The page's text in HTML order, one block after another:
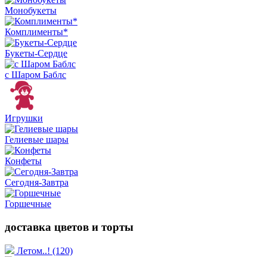
Монобукеты
Комплименты*
Букеты-Сердце
с Шаром Баблс
Игрушки
Гелиевые шары
Конфеты
Сегодня-Завтра
Горшечные
доставка цветов и торты
Летом..! (120)